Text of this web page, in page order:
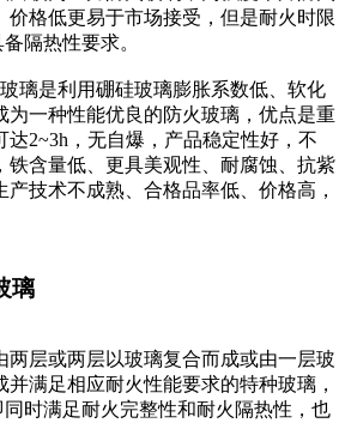
价格低更易于市场接受，但是耐火时限
隔热性要求。
是利用硼硅玻璃膨胀系数低、软化
为一种性能优良的防火玻璃，优点是重
达2~3h，无自爆，产品稳定性好，不
铁含量低、更具美观性、耐腐蚀、抗紫
技术不成熟、合格品率低、价格高，
璃
层或两层以玻璃复合而成或由一层玻
满足相应耐火性能要求的特种玻璃，
时满足耐火完整性和耐火隔热性，也